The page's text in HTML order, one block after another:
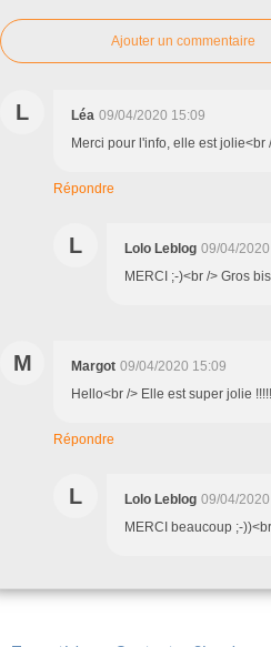
Ajouter un commentaire
L Léa 09/04/2020 15:09
Merci pour l'info, elle est jolie<br
Répondre
L Lolo Leblog 09/04/
MERCI ;-)<br /> Gros
M Margot 09/04/2020 15:09
Hello<br /> Elle est super jolie
Répondre
L Lolo Leblog 09/04/2020
MERCI beaucoup ;-